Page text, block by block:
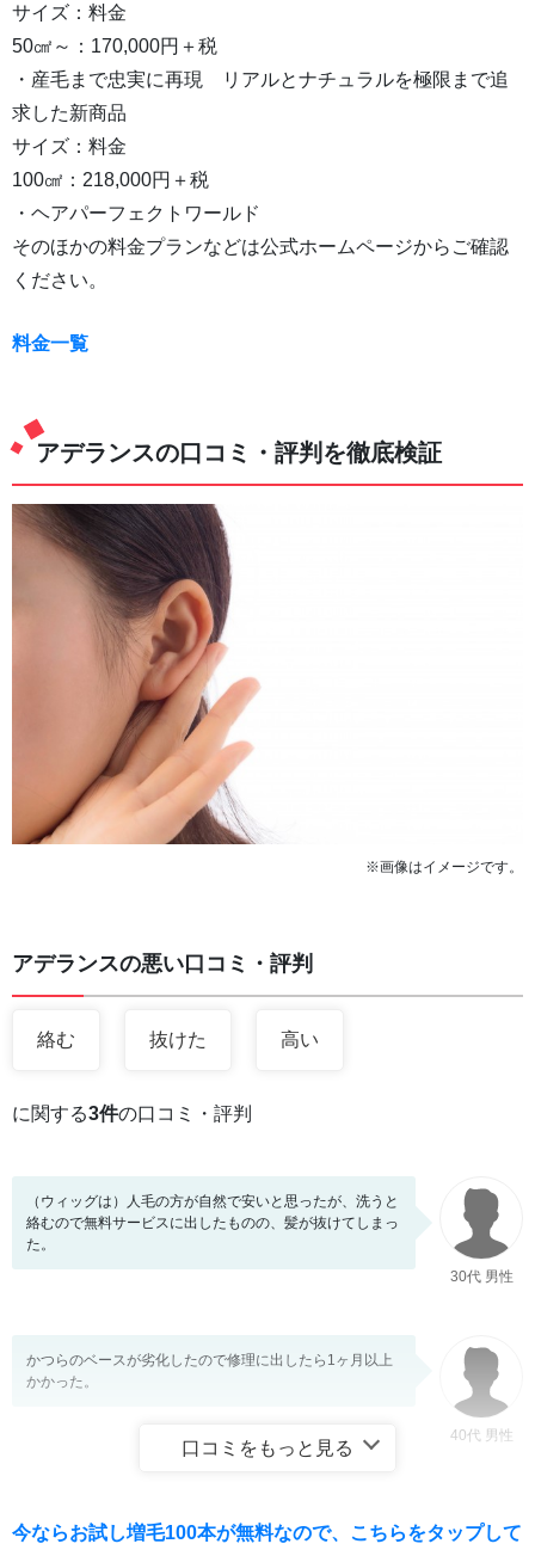
サイズ：料金
50㎠～：170,000円＋税
・産毛まで忠実に再現 リアルとナチュラルを極限まで追
求した新商品
サイズ：料金
100㎠：218,000円＋税
・ヘアパーフェクトワールド
そのほかの料金プランなどは公式ホームページからご確認
ください。
料金一覧
アデランスの口コミ・評判を徹底検証
※画像はイメージです。
アデランスの悪い口コミ・評判
絡む 抜けた 高い
に関する3件の口コミ・評判
口コミをもっと見る
30代 男性
（ウィッグは）人毛の方が自然で安いと思ったが、洗うと
絡むので無料サービスに出したものの、髪が抜けてしまっ
た。
40代 男性
かつらのベースが劣化したので修理に出したら1ヶ月以上
かかった。
アデランスは継続的に費用をかけなければならず、増毛効
果の現状維持に非常にコストがかかる。製品品質はいい
今ならお試し増毛100本が無料なので、こちらをタップして